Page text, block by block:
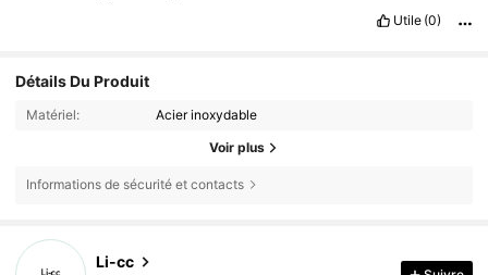
Utile (0)
Détails Du Produit
Matériel: Acier inoxydable
Voir plus
Informations de sécurité et contacts
Li-cc